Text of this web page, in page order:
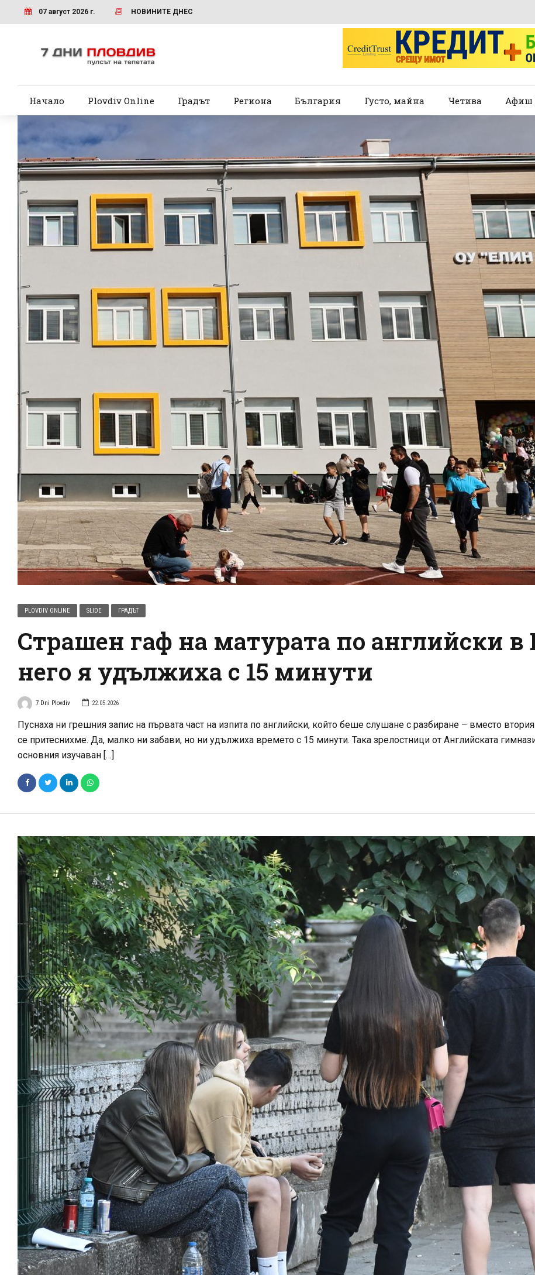
07 август 2026 г. НОВИНИТЕ ДНЕС
Начало Plovdiv Online Градът Региона България Густо, майна Четива Афиш
PLOVDIV ONLINE SLIDE ГРАДЪТ
Страшен гаф на матурата по английски в
него я удължиха с 15 минути
7 Dni Plovdiv 22.05.2026
Пуснаха ни грешния запис на първата част на изпита по английски, който беше слушане с разбиране – вместо
се притеснихме. Да, малко ни забави, но ни удължиха времето с 15 минути. Така зрелостници от Английската
основния изучаван […]